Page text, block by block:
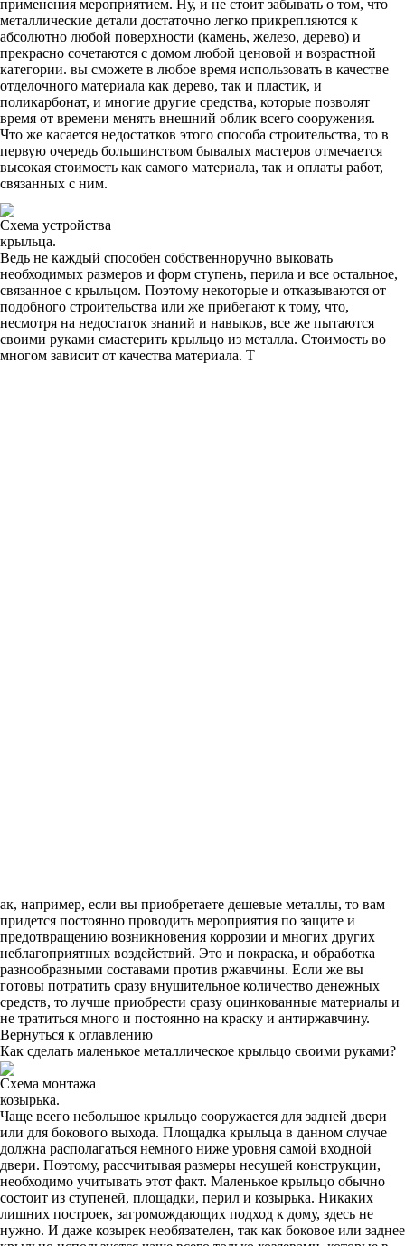
применения мероприятием. Ну, и не стоит забывать о том, что
металлические детали достаточно легко прикрепляются к
абсолютно любой поверхности (камень, железо, дерево) и
прекрасно сочетаются с домом любой ценовой и возрастной
категории. вы сможете в любое время использовать в качестве
отделочного материала как дерево, так и пластик, и
поликарбонат, и многие другие средства, которые позволят
время от времени менять внешний облик всего сооружения.
Что же касается недостатков этого способа строительства, то в
первую очередь большинством бывалых мастеров отмечается
высокая стоимость как самого материала, так и оплаты работ,
связанных с ним.
Схема устройства
крыльца.
Ведь не каждый способен собственноручно выковать
необходимых размеров и форм ступень, перила и все остальное,
связанное с крыльцом. Поэтому некоторые и отказываются от
подобного строительства или же прибегают к тому, что,
несмотря на недостаток знаний и навыков, все же пытаются
своими руками смастерить крыльцо из металла. Стоимость во
многом зависит от качества материала. Т
ак, например, если вы приобретаете дешевые металлы, то вам
придется постоянно проводить мероприятия по защите и
предотвращению возникновения коррозии и многих других
неблагоприятных воздействий. Это и покраска, и обработка
разнообразными составами против ржавчины. Если же вы
готовы потратить сразу внушительное количество денежных
средств, то лучше приобрести сразу оцинкованные материалы и
не тратиться много и постоянно на краску и антиржавчину.
Вернуться к оглавлению
Как сделать маленькое металлическое крыльцо своими руками?
Схема монтажа
козырька.
Чаще всего небольшое крыльцо сооружается для задней двери
или для бокового выхода. Площадка крыльца в данном случае
должна располагаться немного ниже уровня самой входной
двери. Поэтому, рассчитывая размеры несущей конструкции,
необходимо учитывать этот факт. Маленькое крыльцо обычно
состоит из ступеней, площадки, перил и козырька. Никаких
лишних построек, загромождающих подход к дому, здесь не
нужно. И даже козырек необязателен, так как боковое или заднее